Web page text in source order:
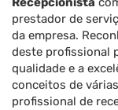
prestador de
da empresa.
deste profissional
qualidade e a
conceitos de
profissional de